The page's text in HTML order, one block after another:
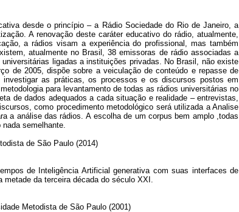
desde o princípio – a Rádio Sociedade do Rio de Janeiro, a
A renovação deste caráter educativo do rádio, atualmente,
a rádios visam a experiência do profissional, mas também
atualmente no Brasil, 38 emissoras de rádio associadas a
ligadas a instituições privadas. No Brasil, não existe
de 2005, dispõe sobre a veiculação de conteúdo e repasse de
as práticas, os processos e os discursos postos em
para levantamento de todas as rádios universitárias no
de dados adequados a cada situação e realidade – entrevistas,
como procedimento metodológico será utilizada a Analise
a análise das rádios. A escolha de um corpus bem amplo ,todas
semelhante.
de São Paulo (2014)
de Inteligência Artificial generativa com suas interfaces de
da terceira década do século XXI.
Metodista de São Paulo (2001)